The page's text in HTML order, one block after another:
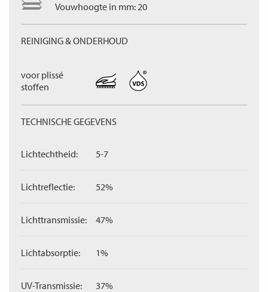
Vouwhoogte in mm: 20
REINIGING & ONDERHOUD
voor plissé
stoffen
TECHNISCHE GEGEVENS
Lichtechtheid: 5-7
Lichtreflectie: 52%
Lichttransmissie: 47%
Lichtabsorptie: 1%
UV-Transmissie: 37%